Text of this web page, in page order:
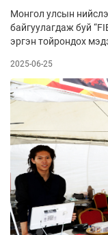
Монгол улсын
байгуулагдаж буй
эргэн тойрондох
2025-06-25